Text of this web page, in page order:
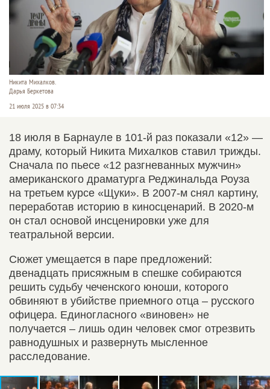
Никита Михалков.
Дарья Беркетова
21 июля 2025 в 07:34
18 июля в Барнауле в 101-й раз показали «12» —
драму, который Никита Михалков ставил трижды.
Сначала по пьесе «12 разгневанных мужчин»
американского драматурга Реджинальда Роуза
на третьем курсе «Щуки». В 2007-м снял картину,
переработав историю в киносценарий. В 2020-м
он стал основой инсценировки уже для
театральной версии.
Сюжет умещается в паре предложений:
двенадцать присяжным в спешке собираются
решить судьбу чеченского юноши, которого
обвиняют в убийстве приемного отца – русского
офицера. Единогласного «виновен» не
получается – лишь один человек смог отрезвить
равнодушных и развернуть мысленное
расследование.